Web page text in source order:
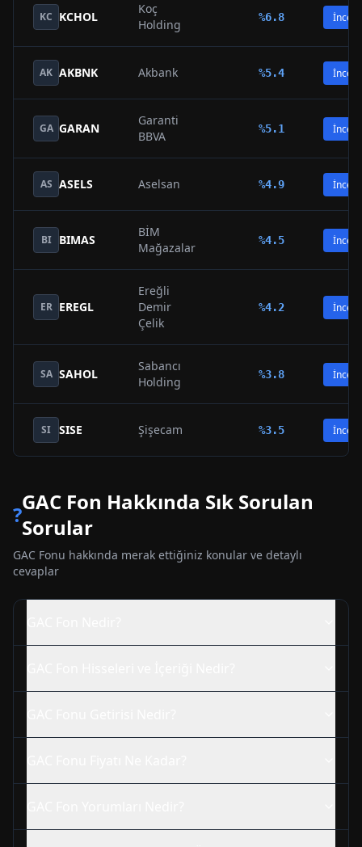
KC KCHOL
Koç
Holding
%6.8 İncele
AK AKBNK Akbank %5.4 İncele
GA GARAN
Garanti
BBVA
%5.1 İncele
AS ASELS Aselsan %4.9 İncele
BI BIMAS
BİM
Mağazalar
%4.5 İncele
ER EREGL
Ereğli
Demir
Çelik
%4.2 İncele
SA SAHOL
Sabancı
Holding
%3.8 İncele
SI SISE Şişecam %3.5 İncele
?GAC Fon Hakkında Sık Sorulan
Sorular
GAC Fonu hakkında merak ettiğiniz konular ve detaylı
cevaplar